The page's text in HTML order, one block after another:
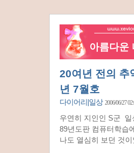
아름다운
20여년 전의 추
년 7월호
다이어리|일상 2006/06/27
우연히 지인인 S군 일
89년도판 컴퓨터학습
나도 열심히 보던 것이